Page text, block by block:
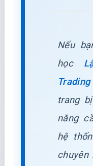
Nếu
học
trang
năng
hệ
chuyên